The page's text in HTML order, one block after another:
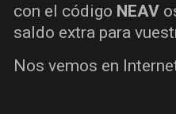
con el código NEAV
saldo extra para
Nos vemos en